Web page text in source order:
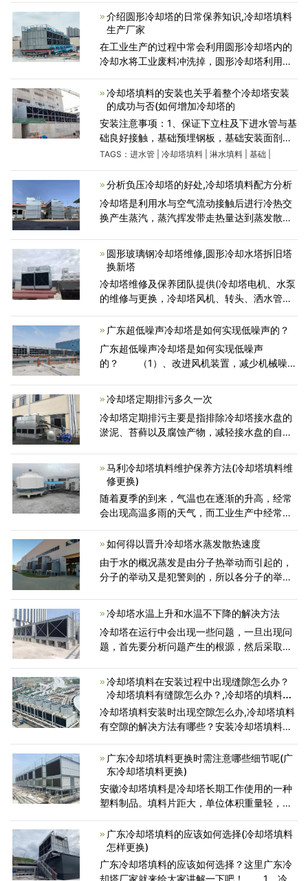
用期限，降低冷却塔维修频率，提升冷却塔填
料，冷却塔减速机，冷
介绍圆形冷却塔的日常保养知识,冷却塔填料
生产厂家
在工业生产的过程中常会利用圆形冷却塔内的
冷却水将工业废料冲洗掉，圆形冷却塔利用携
传输到空气中去。圆形冷却塔对于热交换器的
空气和热蒸发冷
冷却塔填料的安装也关乎着整个冷却塔安装
的成功与否(如何增加冷却塔的
安装注意事项：1、保证下立柱及下进水管与基
础良好接触，基础预埋钢板，基础安装面剖平
并保证在同一水面上，下立柱及下进水管轴线
径，尤其是上塔体出
TAGS： 进水管| 冷却塔填料| 淋水填料| 基础
分析负压冷却塔的好处,冷却塔填料配方分析
冷却塔是利用水与空气流动接触后进行冷热交
换产生蒸汽，蒸汽挥发带走热量达到蒸发散
或制冷空调中产生的余热来降低水温的蒸发散
热装置，以保证系
圆形玻璃钢冷却塔维修,圆形冷却水塔拆旧塔
换新塔
冷却塔维修及保养团队提供(冷却塔电机、水泵
的维修与更换，冷却塔风机、转头、洒水管的
风曲，冷却塔补漏等服务)，同时生产经营各种
规格的冷却塔填料、冷
广东超低噪声冷却塔是如何实现低噪声的？
广东超低噪声冷却塔是如何实现低噪声
的？ （1）、改进风机装置，减少机械噪声
运行，都会产生机械噪声。为有效减控这部分
噪声源，可改进风机装置，选择新
冷却塔定期排污多久一次
冷却塔定期排污主要是指排除冷却塔接水盘的
淤泥、苔藓以及腐蚀产物，减轻接水盘的自身
率，强化冷却塔制冷效果。
马利冷却塔填料维护保养方法(冷却塔填料维
修更换)
随着夏季的到来，气温也在逐渐的升高，经常
会出现高温多雨的天气，而工业生产中经常都
剂，以达到降温的效果，为了避免夏天冷却塔
出现水温差等问题，下面圆形
如何得以晋升冷却塔水蒸发散热速度
由于水的概况蒸发是由分子热举动而引起的，
分子的举动又是犯警则的，所以各分子的举动
热可以在沸腾时进行，也可以在低于沸点的温
度下进行，而自然界中
冷却塔水温上升和水温不下降的解决方法
冷却塔在运行中会出现一些问题，一旦出现问
题，首先要分析问题产生的根源，然后采取有
情况，有时是冷却塔有问题，这将根据具体情
况而定, 今天广东康明空
冷却塔填料在安装过程中出现缝隙怎么办？
冷却塔填料有缝隙怎么办？,冷却塔的填料是
什么东西
冷却塔填料安装时出现空隙怎么办,冷却塔填料
有空隙的解决方法有哪些？安装冷却塔填料
后，一定要放入冷却塔中使用。放置填料块
时，尽量不要在中间留出
广东冷却塔填料更换时需注意哪些细节呢(广
东冷却塔填料更换)
安徽冷却塔填料是冷却塔长期工作使用的一种
塑料制品。填料片距大，单位体积重量轻，可
横向扩散能力强，使水膜分布更均匀。组装质
量轻，载荷强度高。S波
广东冷却塔填料的应该如何选择(冷却塔填料
怎样更换)
广东冷却塔填料的应该如何选择？这里广东冷